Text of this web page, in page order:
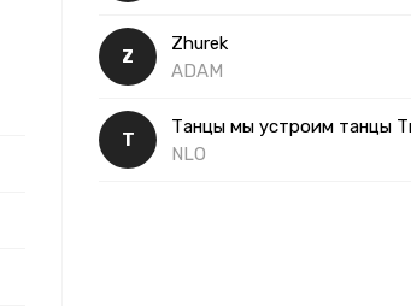
Z
Zhurek
ADAM
Т
NLO